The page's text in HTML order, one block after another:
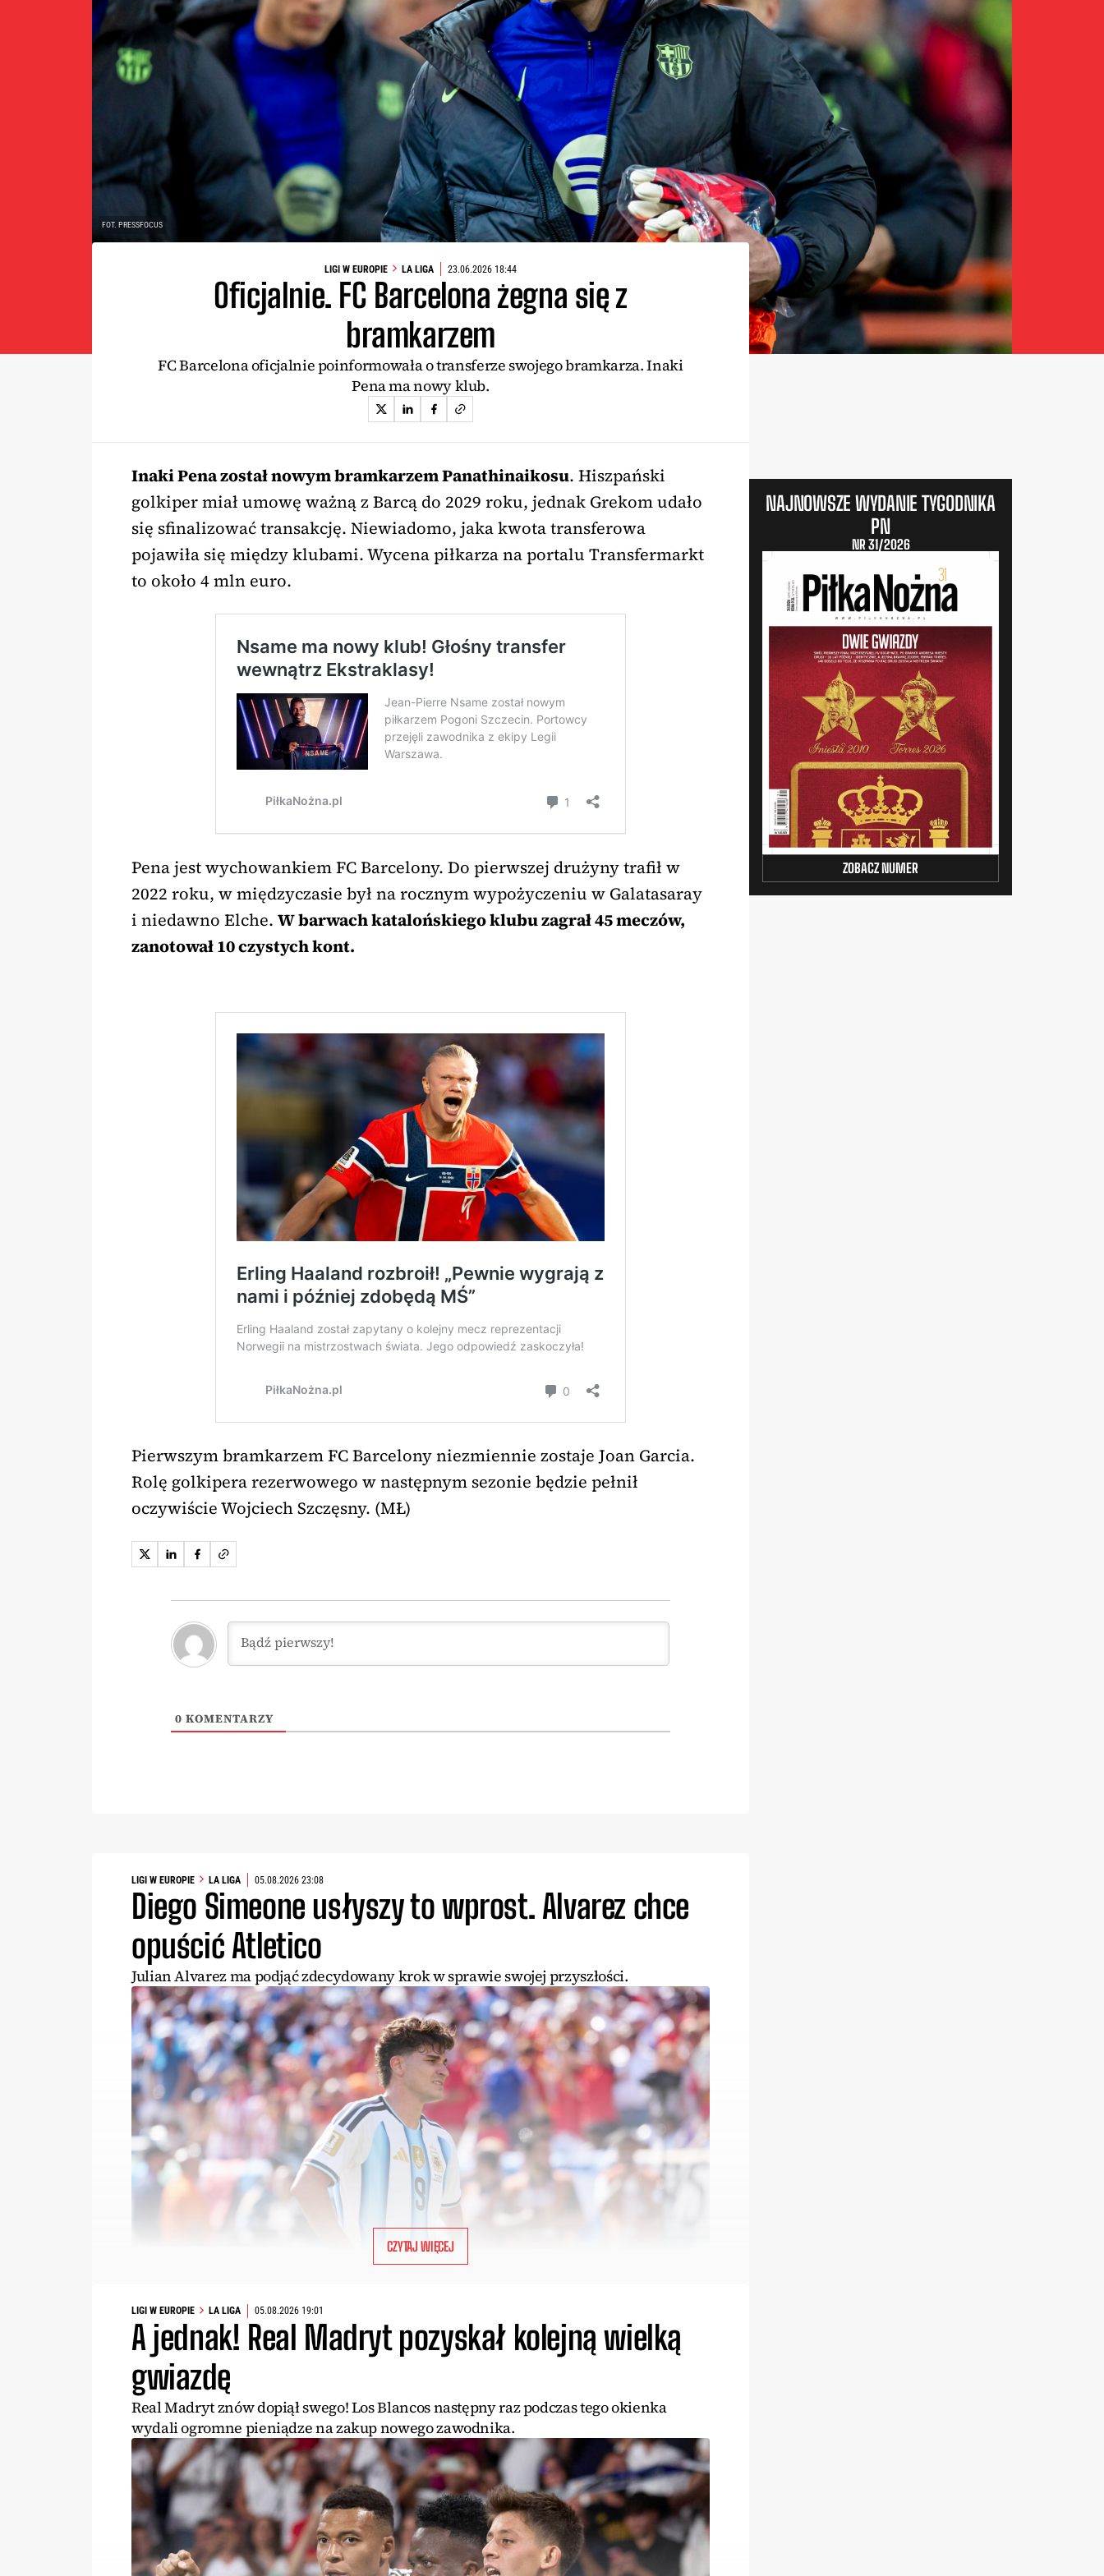
FOT. PRESSFOCUS
LIGI W EUROPIE LA LIGA 23.06.2026 18:44
Oficjalnie. FC Barcelona żegna się z
bramkarzem
FC Barcelona oficjalnie poinformowała o transferze swojego bramkarza. Inaki
Pena ma nowy klub.
Inaki Pena został nowym bramkarzem Panathinaikosu. Hiszpański
golkiper miał umowę ważną z Barcą do 2029 roku, jednak Grekom udało
się sfinalizować transakcję. Niewiadomo, jaka kwota transferowa
pojawiła się między klubami. Wycena piłkarza na portalu Transfermarkt
to około 4 mln euro.
Pena jest wychowankiem FC Barcelony. Do pierwszej drużyny trafił w
2022 roku, w międzyczasie był na rocznym wypożyczeniu w Galatasaray
i niedawno Elche. W barwach katalońskiego klubu zagrał 45 meczów,
zanotował 10 czystych kont.
Pierwszym bramkarzem FC Barcelony niezmiennie zostaje Joan Garcia.
Rolę golkipera rezerwowego w następnym sezonie będzie pełnił
oczywiście Wojciech Szczęsny. (MŁ)
0 KOMENTARZY
NAJNOWSZE WYDANIE TYGODNIKA
PN
NR 31/2026
ZOBACZ NUMER
LIGI W EUROPIE LA LIGA 05.08.2026 23:08
Diego Simeone usłyszy to wprost. Alvarez chce
opuścić Atletico
Julian Alvarez ma podjąć zdecydowany krok w sprawie swojej przyszłości.
CZYTAJ WIĘCEJ
LIGI W EUROPIE LA LIGA 05.08.2026 19:01
A jednak! Real Madryt pozyskał kolejną wielką
gwiazdę
Real Madryt znów dopiął swego! Los Blancos następny raz podczas tego okienka
wydali ogromne pieniądze na zakup nowego zawodnika.